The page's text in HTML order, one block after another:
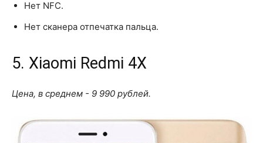
Нет NFC.
Нет сканера отпечатка пальца.
5. Xiaomi Redmi 4X
Цена, в среднем - 9 990 рублей.